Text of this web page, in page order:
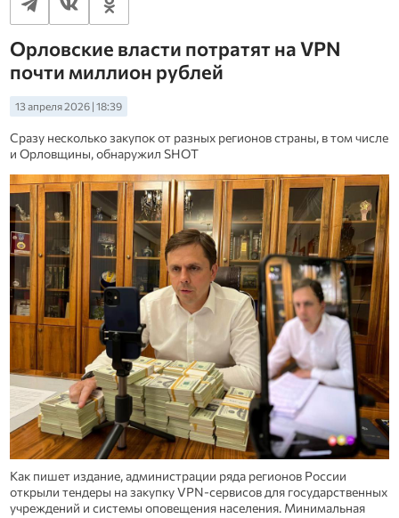
Орловские власти потратят на VPN
почти миллион рублей
13 апреля 2026 | 18:39
Сразу несколько закупок от разных регионов страны, в том числе
и Орловщины, обнаружил SHOT
Как пишет издание, администрации ряда регионов России
открыли тендеры на закупку VPN‑сервисов для государственных
учреждений и системы оповещения населения. Минимальная